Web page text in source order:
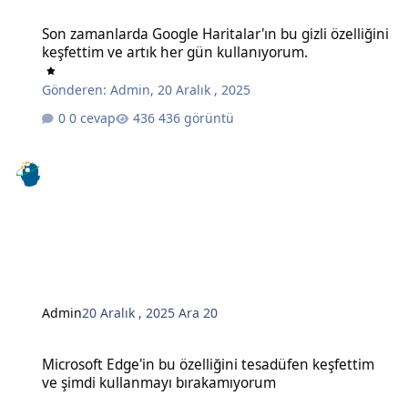
Son zamanlarda Google Haritalar'ın bu gizli özelliğini
keşfettim ve artık her gün kullanıyorum.
Gönderen:Admin,20 Aralık , 2025
0 cevap
436 görüntü
Admin20 Aralık , 2025Ara 20
Microsoft Edge'in bu özelliğini tesadüfen keşfettim
ve şimdi kullanmayı bırakamıyorum